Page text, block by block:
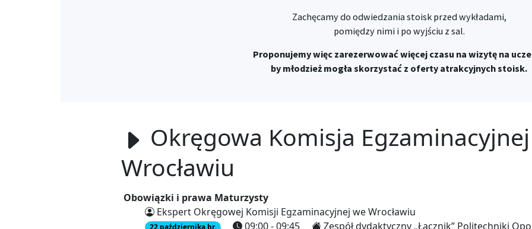
Zachęcamy do odwiedzania stoisk przed wykładami,
pomiędzy nimi i po wyjściu z sal.
Proponujemy więc zarezerwować więcej czasu na wizytę na
by młodzież mogła skorzystać z oferty atrakcyjnych stoisk.